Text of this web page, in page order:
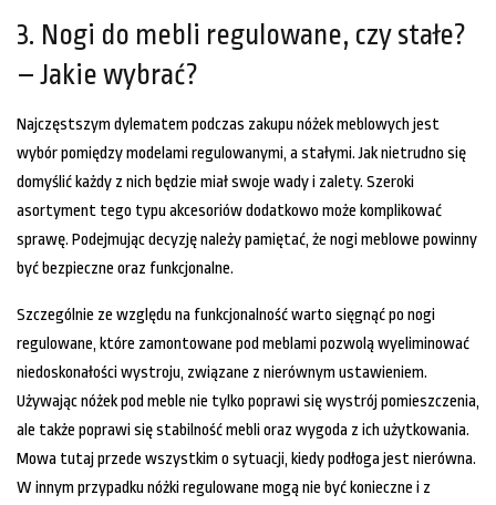
3. Nogi do mebli regulowane, czy stałe?
– Jakie wybrać?
Najczęstszym dylematem podczas zakupu nóżek meblowych jest
wybór pomiędzy modelami regulowanymi, a stałymi. Jak nietrudno się
domyślić każdy z nich będzie miał swoje wady i zalety. Szeroki
asortyment tego typu akcesoriów dodatkowo może komplikować
sprawę. Podejmując decyzję należy pamiętać, że nogi meblowe powinny
być bezpieczne oraz funkcjonalne.
Szczególnie ze względu na funkcjonalność warto sięgnąć po nogi
regulowane, które zamontowane pod meblami pozwolą wyeliminować
niedoskonałości wystroju, związane z nierównym ustawieniem.
Używając nóżek pod meble nie tylko poprawi się wystrój pomieszczenia,
ale także poprawi się stabilność mebli oraz wygoda z ich użytkowania.
Mowa tutaj przede wszystkim o sytuacji, kiedy podłoga jest nierówna.
W innym przypadku nóżki regulowane mogą nie być konieczne i z